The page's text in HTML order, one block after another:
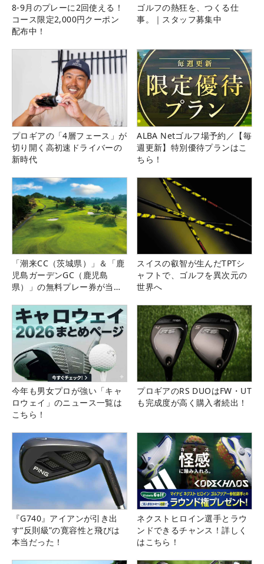
8-9月のプレーに2回使える！
コース限定2,000円クーポン
配布中！
ゴルフの熱狂を、つくる仕
事。｜スタッフ募集中
プロギアの「4層フェース」が
切り開く高初速ドライバーの
新時代
ALBA Netゴルフ場予約／【毎
週更新】特別優待プランはこ
ちら！
「潮来CC（茨城県）」＆「鹿
児島ガーデンGC（鹿児島
県）」の無料プレー券が当た
スイスの叡智が生んだTPTシ
ャフトで、ゴルフを異次元の
世界へ
今年も男女プロが強い「キャ
ロウェイ」のニュース一覧は
こちら！
プロギアのRS DUOはFW・UT
も完成度が高く購入者続出！
『G740』アイアンが引き出
す“反則級”の寛容性と飛びは
本当だった！
ネクストヒロイン選手とラウ
ンドできるチャンス！詳しく
はこちら！